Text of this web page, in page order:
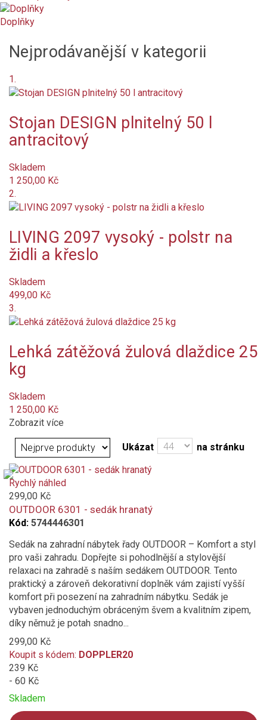
Olivová
antracit
béžová
šedá
žlutá
zelená
terakota (cihlová)
přírodní (slonovinová kost)
bordó (vínová)
vícebarevný
bílá
oranžová
modrá
přírodní
fialová
růžová
hořčicová
tmavě šedá
světle šedá
Doplňky
Nejprodávanější v kategorii
1.
Stojan DESIGN plnitelný 50 l
antracitový
Skladem
1 250,00 Kč
2.
LIVING 2097 vysoký - polstr na
židli a křeslo
Skladem
499,00 Kč
3.
Lehká zátěžová žulová dlaždice 25
kg
Skladem
1 250,00 Kč
Zobrazit více
Ukázat na stránku
Rychlý náhled
299,00 Kč
OUTDOOR 6301 - sedák hranatý
Kód: 5744446301
Sedák na zahradní nábytek řady OUTDOOR – Komfort a styl
pro vaši zahradu. Dopřejte si pohodlnější a stylovější
relaxaci na zahradě s naším sedákem OUTDOOR. Tento
praktický a zároveň dekorativní doplněk vám zajistí vyšší
komfort při posezení na zahradním nábytku. Sedák je
vybaven jednoduchým obráceným švem a kvalitním zipem,
díky němuž je potah snadno...
299,00 Kč
Koupit s kódem: DOPPLER20
239 Kč
- 60 Kč
Skladem